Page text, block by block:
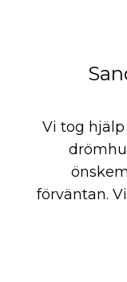
Vi tog
förväntan.